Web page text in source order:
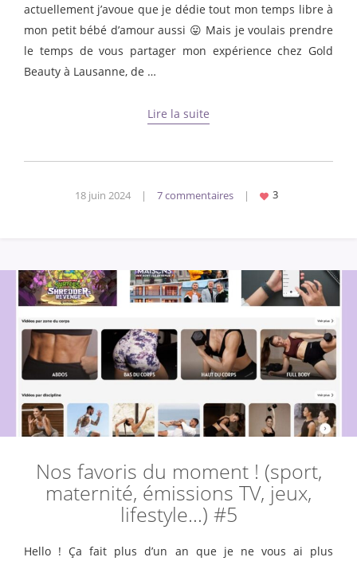
actuellement j’avoue que je dédie tout mon temps libre à
mon petit bébé d’amour aussi 😛 Mais je voulais prendre
le temps de vous partager mon expérience chez Gold
Beauty à Lausanne, de …
Lire la suite
18 juin 2024 | 7 commentaires |
Nos favoris du moment ! (sport,
maternité, émissions TV, jeux,
lifestyle…) #5
Hello ! Ça fait plus d’un an que je ne vous ai plus